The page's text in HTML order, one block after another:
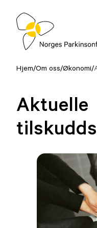
Hopp
innholdNorges
Hjem/Om oss/Økonomi/
Aktuelle